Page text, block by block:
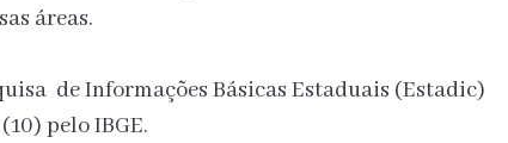
áreas.
de Informações Básicas Estaduais (Estadic)
pelo IBGE.